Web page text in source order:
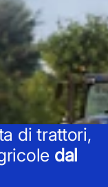
di trattori,
dal